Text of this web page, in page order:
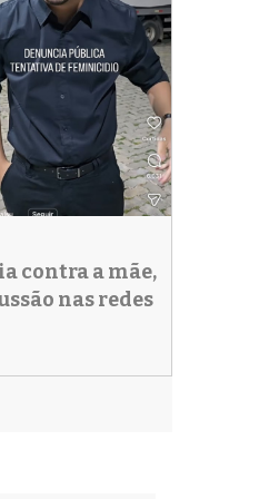
contra a mãe,
nas redes